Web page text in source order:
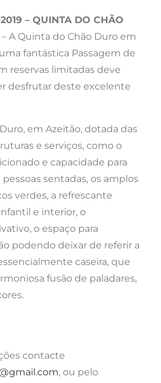
– QUINTA DO CHÃO
– A Quinta do Chão Duro em
fantástica Passagem de
reservas limitadas deve
desfrutar deste excelente
em Azeitão, dotada das
e serviços, como o
e capacidade para
sentadas, os amplos
verdes, a refrescante
e interior, o
o espaço para
podendo deixar de referir a
caseira, que
fusão de paladares,
contacte
, ou pelo